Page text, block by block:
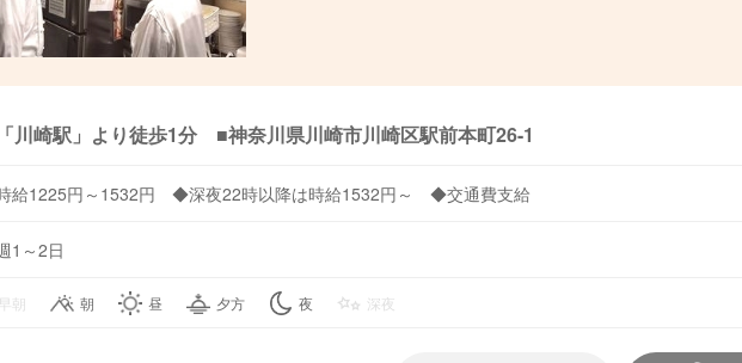
川崎駅」より徒歩1分 ■神奈川県川崎市川崎区駅前本町26-1
給1225円～1532円 ◆深夜22時以降は時給1532円～ ◆交通費支給
1～2日
朝 朝 昼 夕方 夜 深夜